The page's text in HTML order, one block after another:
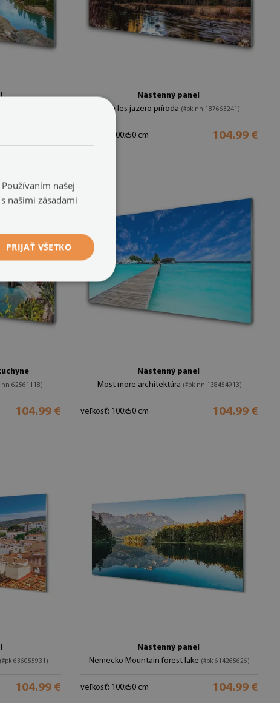
Nástenný panel
Hora les jazero príroda (#pk-nn-187663241)
veľkosť: 100x50 cm 104.99 €
nn-62561118)
104.99 €
Nástenný panel
Most more architektúra (#pk-nn-138454913)
veľkosť: 100x50 cm 104.99 €
(#pk-636055931)
104.99 €
Nástenný panel
Nemecko Mountain forest lake (#pk-614265626)
veľkosť: 100x50 cm 104.99 €
našej
našimi zásadami
PRIJAŤ VŠETKO